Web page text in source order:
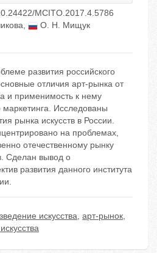
MCITO.2017.4.5786
,
О. Н. Мищук
развития российского
отличия арт-рынка от
и применимость к нему
Исследованы
рынка искусств в России.
на проблемах,
отечественному рынку
Сделан вывод о
развития данного института
искусства, арт-рынок,